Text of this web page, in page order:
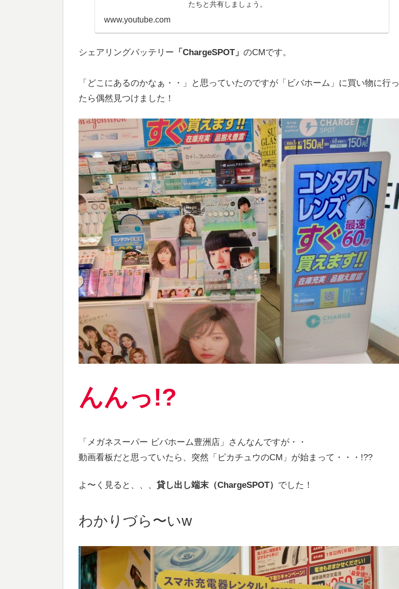
たちと共有しましょう。
www.youtube.com
シェアリングバッテリー 「ChargeSPOT」 のCMです。
「どこにあるのかなぁ・・」と思っていたのですが「ビバホーム」に買い物に行っ
たら偶然見つけました！
んんっ!?
「メガネスーパー ビバホーム豊洲店」さんなんですが・・
動画看板だと思っていたら、突然「ピカチュウのCM」が始まって・・・!??
よ〜く見ると、、、 貸し出し端末（ChargeSPOT） でした！
わかりづら〜いw